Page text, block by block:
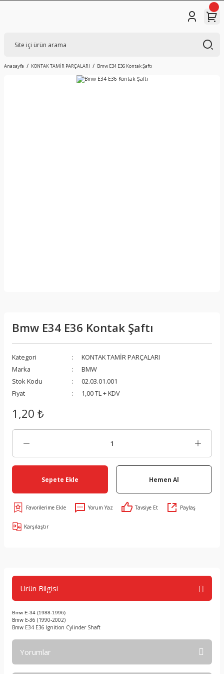
Anasayfa KONTAK TAMİR PARÇALARI Bmw E34 E36 Kontak Şaftı
Bmw E34 E36 Kontak Şaftı
Kategori
KONTAK TAMİR PARÇALARI
Marka
BMW
Stok Kodu
02.03.01.001
Fiyat
1,00 TL + KDV
1,20 ₺
Sepete Ekle Hemen Al
Yorum Yaz Tavsiye Et Paylaş
Karşılaştır
Ürün Bilgisi
Bmw E-34 (1988-1996)
Bmw E-36 (1990-2002)
Bmw E34 E36 Ignition Cylinder Shaft
Yorumlar